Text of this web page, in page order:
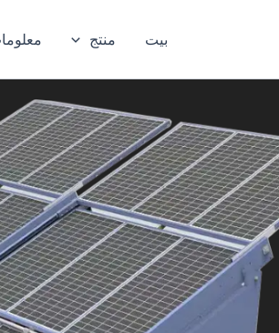
بيت منتج